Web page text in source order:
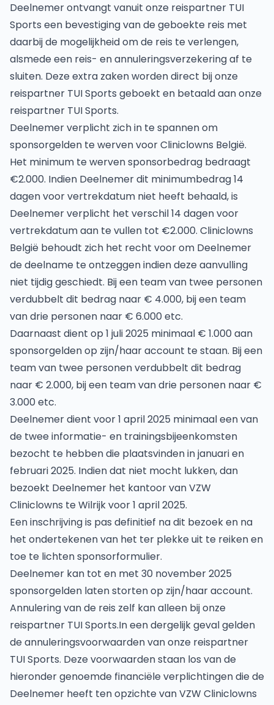
Deelnemer ontvangt vanuit onze reispartner TUI
Sports een bevestiging van de geboekte reis met
daarbij de mogelijkheid om de reis te verlengen,
alsmede een reis- en annuleringsverzekering af te
sluiten. Deze extra zaken worden direct bij onze
reispartner TUI Sports geboekt en betaald aan onze
reispartner TUI Sports.
Deelnemer verplicht zich in te spannen om
sponsorgelden te werven voor Cliniclowns België.
Het minimum te werven sponsorbedrag bedraagt
€2.000. Indien Deelnemer dit minimumbedrag 14
dagen voor vertrekdatum niet heeft behaald, is
Deelnemer verplicht het verschil 14 dagen voor
vertrekdatum aan te vullen tot €2.000. Cliniclowns
België behoudt zich het recht voor om Deelnemer
de deelname te ontzeggen indien deze aanvulling
niet tijdig geschiedt. Bij een team van twee personen
verdubbelt dit bedrag naar € 4.000, bij een team
van drie personen naar € 6.000 etc.
Daarnaast dient op 1 juli 2025 minimaal € 1.000 aan
sponsorgelden op zijn/haar account te staan. Bij een
team van twee personen verdubbelt dit bedrag
naar € 2.000, bij een team van drie personen naar €
3.000 etc.
Deelnemer dient voor 1 april 2025 minimaal een van
de twee informatie- en trainingsbijeenkomsten
bezocht te hebben die plaatsvinden in januari en
februari 2025. Indien dat niet mocht lukken, dan
bezoekt Deelnemer het kantoor van VZW
Cliniclowns te Wilrijk voor 1 april 2025.
Een inschrijving is pas definitief na dit bezoek en na
het ondertekenen van het ter plekke uit te reiken en
toe te lichten sponsorformulier.
Deelnemer kan tot en met 30 november 2025
sponsorgelden laten storten op zijn/haar account.
Annulering van de reis zelf kan alleen bij onze
reispartner TUI Sports.In een dergelijk geval gelden
de annuleringsvoorwaarden van onze reispartner
TUI Sports. Deze voorwaarden staan los van de
hieronder genoemde financiële verplichtingen die de
Deelnemer heeft ten opzichte van VZW Cliniclowns